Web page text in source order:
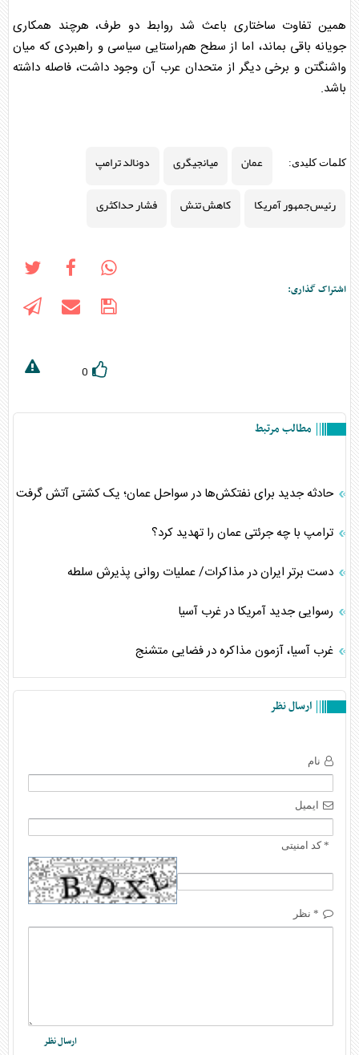
همین تفاوت ساختاری باعث شد روابط دو طرف، هرچند همکاری‌
جویانه باقی بماند، اما از سطح هم‌راستایی سیاسی و راهبردی که میان
واشنگتن و برخی دیگر از متحدان عرب آن وجود داشت، فاصله داشته
باشد.
کلمات کلیدی: عمان میانجیگری
دونالد ترامپ
رئیس‌جمهور آمریکا
کاهش تنش فشار حداکثری
اشتراک گذاری:
0
مطالب مرتبط
حادثه جدید برای نفتکش‌ها در سواحل عمان؛ یک کشتی آتش گرفت
ترامپ با چه جرئتی عمان را تهدید کرد؟
دست برتر ایران در مذاکرات/ عملیات روانی پذیرش سلطه
رسوایی جدید آمریکا در غرب آسیا
غرب آسیا، آزمون مذاکره در فضایی متشنج
ارسال نظر
نام
ایمیل
* کد امنیتی
* نظر